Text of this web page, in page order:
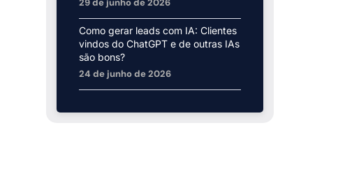
29 de junho de 2026
Como gerar leads com IA: Clientes
vindos do ChatGPT e de outras IAs
são bons?
24 de junho de 2026